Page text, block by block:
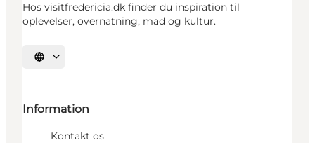
Hos visitfredericia.dk finder du inspiration til
oplevelser, overnatning, mad og kultur.
Vælg sprog
Information
Kontakt os